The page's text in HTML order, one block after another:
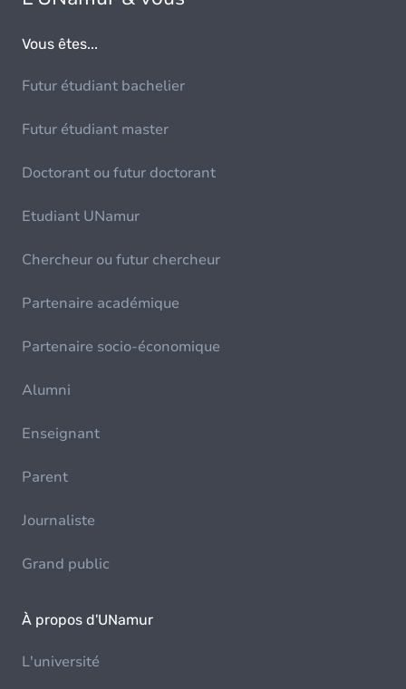
Vous êtes...
Futur étudiant bachelier
Futur étudiant master
Doctorant ou futur doctorant
Etudiant UNamur
Chercheur ou futur chercheur
Partenaire académique
Partenaire socio-économique
Alumni
Enseignant
Parent
Journaliste
Grand public
À propos d'UNamur
L'université